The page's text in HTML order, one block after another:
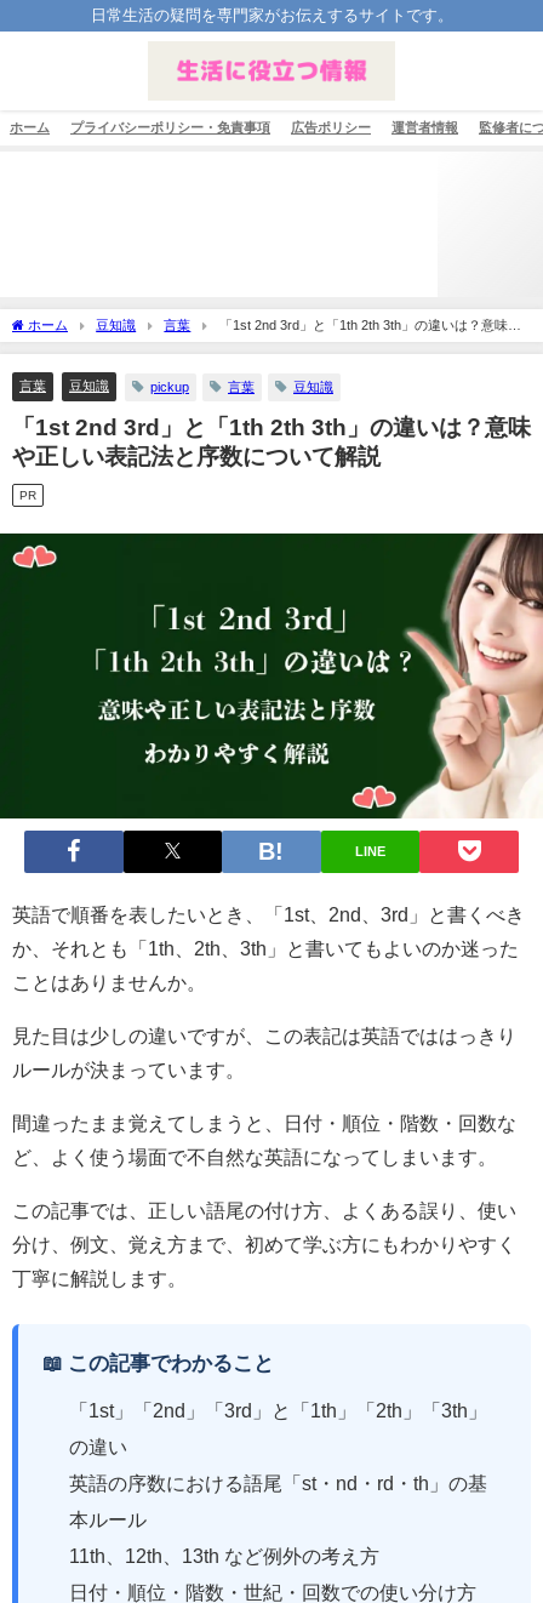
日常生活の疑問を専門家がお伝えするサイトです。
ホーム プライバシーポリシー・免責事項 広告ポリシー 運営者情報 監修者に
ホーム 豆知識 言葉
「1st 2nd 3rd」と「1th 2th 3th」の違いは？意味や
正しい表記法と序数について解説
言葉 豆知識 pickup 言葉 豆知識
「1st 2nd 3rd」と「1th 2th 3th」の違いは？意味
や正しい表記法と序数について解説
PR
LINE
英語で順番を表したいとき、「1st、2nd、3rd」と書くべき
か、それとも「1th、2th、3th」と書いてもよいのか迷った
ことはありませんか。
見た目は少しの違いですが、この表記は英語でははっきり
ルールが決まっています。
間違ったまま覚えてしまうと、日付・順位・階数・回数な
ど、よく使う場面で不自然な英語になってしまいます。
この記事では、正しい語尾の付け方、よくある誤り、使い
分け、例文、覚え方まで、初めて学ぶ方にもわかりやすく
丁寧に解説します。
📖 この記事でわかること
「1st」「2nd」「3rd」と「1th」「2th」「3th」
の違い
英語の序数における語尾「st・nd・rd・th」の基
本ルール
11th、12th、13th など例外の考え方
日付・順位・階数・世紀・回数での使い分け方